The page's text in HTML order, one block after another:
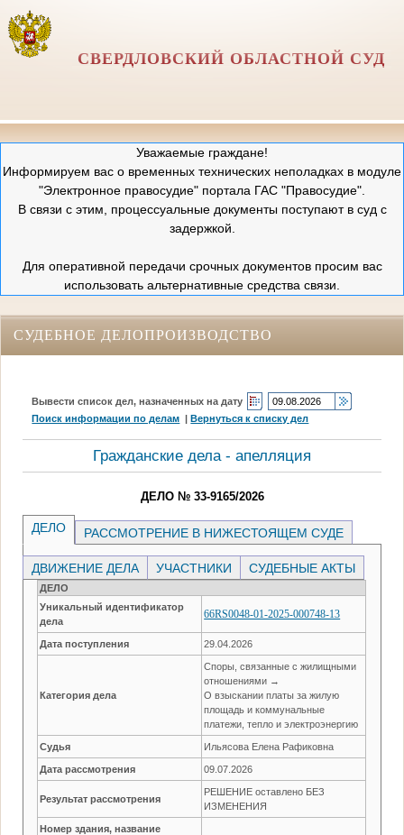
СВЕРДЛОВСКИЙ ОБЛАСТНОЙ СУД
Уважаемые граждане!
Информируем вас о временных технических неполадках в модуле
"Электронное правосудие" портала ГАС "Правосудие".
В связи с этим, процессуальные документы поступают в суд с
задержкой.
Для оперативной передачи срочных документов просим вас
использовать альтернативные средства связи.
СУДЕБНОЕ ДЕЛОПРОИЗВОДСТВО
Вывести список дел, назначенных на дату
Поиск информации по делам |Вернуться к списку дел
Гражданские дела - апелляция
ДЕЛО № 33-9165/2026
ДЕЛО РАССМОТРЕНИЕ В НИЖЕСТОЯЩЕМ СУДЕ
ДВИЖЕНИЕ ДЕЛА УЧАСТНИКИ СУДЕБНЫЕ АКТЫ
ДЕЛО
Уникальный идентификатор
дела
66RS0048-01-2025-000748-13
Дата поступления 29.04.2026
Категория дела
Споры, связанные с жилищными
отношениями →
О взыскании платы за жилую
площадь и коммунальные
платежи, тепло и электроэнергию
Судья Ильясова Елена Рафиковна
Дата рассмотрения 09.07.2026
Результат рассмотрения
РЕШЕНИЕ оставлено БЕЗ
ИЗМЕНЕНИЯ
Номер здания, название